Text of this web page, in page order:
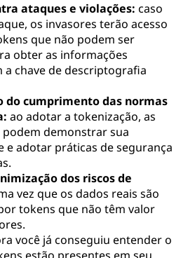
ataques e violações: caso
os invasores terão acesso
que não podem ser
obter as informações
a chave de descriptografia
do cumprimento das normas
ao adotar a tokenização, as
demonstrar sua
e adotar práticas de segurança
dos riscos de
vez que os dados reais são
tokens que não têm valor
você já conseguiu entender o